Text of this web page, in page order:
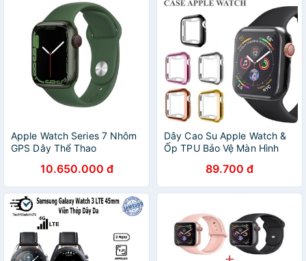
Apple Watch Series 7 Nhôm
GPS Dây Thể Thao
10.650.000 đ
Dây Cao Su Apple Watch &
Ốp TPU Bảo Vệ Màn Hình
7/6/5/SE/4/3/2/1 Size 38-
40-41-42-44-45mm
89.700 đ